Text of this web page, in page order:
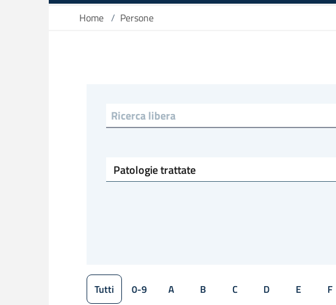
Home / Persone
Ricerca libera
Patologie trattate
Tutti 0-9 A B C D E F